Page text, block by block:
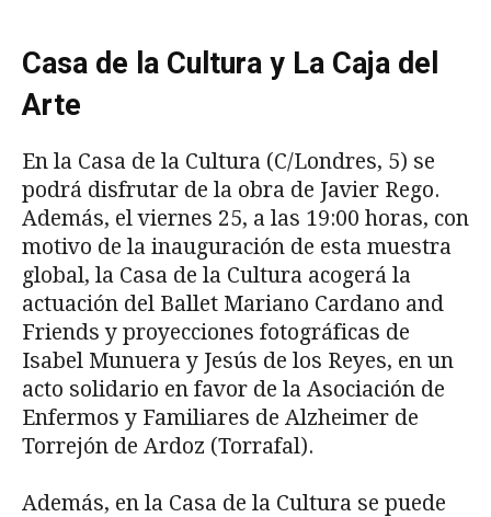
Casa de la Cultura y La Caja del
Arte
En la Casa de la Cultura (C/Londres, 5) se
podrá disfrutar de la obra de Javier Rego.
Además, el viernes 25, a las 19:00 horas, con
motivo de la inauguración de esta muestra
global, la Casa de la Cultura acogerá la
actuación del Ballet Mariano Cardano and
Friends y proyecciones fotográficas de
Isabel Munuera y Jesús de los Reyes, en un
acto solidario en favor de la Asociación de
Enfermos y Familiares de Alzheimer de
Torrejón de Ardoz (Torrafal).
Además, en la Casa de la Cultura se puede